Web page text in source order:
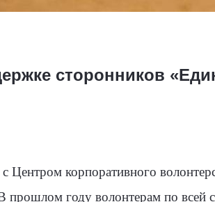
сторонников
корпоративного
году волонтерам по всей